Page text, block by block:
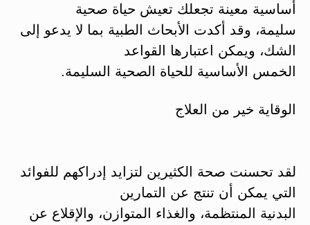
أساسية معينة تجعلك تعيش حياة صحية
سليمة، وقد أكدت الأبحاث الطبية بما لا يدعو إلى
الشك، ويمكن اعتبارها القواعد
الخمس الأساسية للحياة الصحية السليمة.
الوقاية خير من العلاج
لقد تحسنت صحة الكثيرين لتزايد إدراكهم للفوائد
التي يمكن أن تنتج عن التمارين
البدنية المنتظمة، والغذاء المتوازن، والإقلاع عن